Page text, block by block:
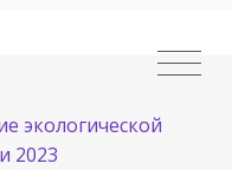
экологической
2023